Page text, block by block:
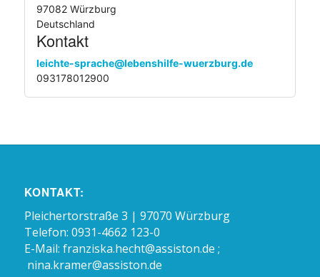
97082 Würzburg
Deutschland
Kontakt
leichte-sprache@lebenshilfe-wuerzburg.de
093178012900
KONTAKT:
Pleichertorstraße 3 | 97070 Würzburg
Telefon: 0931-4662 123-0
E-Mail: franziska.hecht@assiston.de ;
nina.kramer@assiston.de